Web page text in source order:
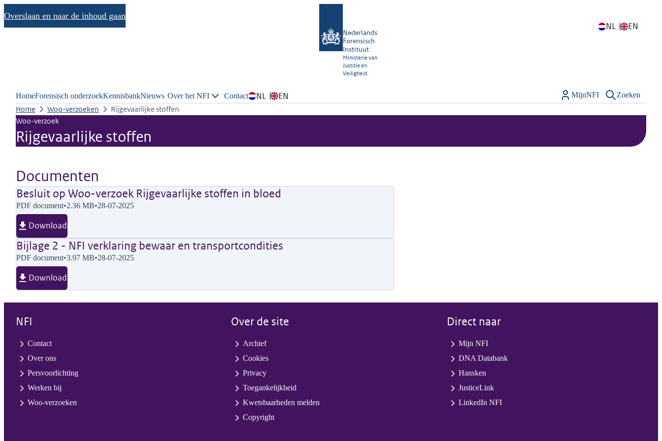
Overslaan en naar de inhoud gaan
NL EN
Nederlands
Forensisch
Instituut
Ministerie van
Justitie en
Veiligheid
HomeForensisch onderzoekKennisbankNieuws Over het NFI Contact NL EN MijnNFI Zoeken
Home Woo-verzoeken Rijgevaarlijke stoffen
Rijgevaarlijke stoffen
Woo-verzoek
Documenten
Besluit op Woo-verzoek Rijgevaarlijke stoffen in bloed
PDF document•2.36 MB•28-07-2025
Download
Bijlage 2 - NFI verklaring bewaar en transportcondities
PDF document•3.97 MB•28-07-2025
Download
NFI
Contact
Over ons
Persvoorlichting
Werken bij
Woo-verzoeken
Over de site
Archief
Cookies
Privacy
Toegankelijkheid
Kwetsbaarheden melden
Copyright
Direct naar
Mijn NFI
DNA Databank
Hansken
JusticeLink
LinkedIn NFI